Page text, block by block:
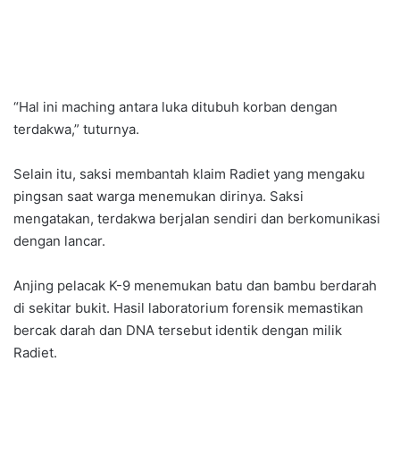
“Hal ini maching antara luka ditubuh korban dengan
terdakwa,” tuturnya.
Selain itu, saksi membantah klaim Radiet yang mengaku
pingsan saat warga menemukan dirinya. Saksi
mengatakan, terdakwa berjalan sendiri dan berkomunikasi
dengan lancar.
Anjing pelacak K-9 menemukan batu dan bambu berdarah
di sekitar bukit. Hasil laboratorium forensik memastikan
bercak darah dan DNA tersebut identik dengan milik
Radiet.